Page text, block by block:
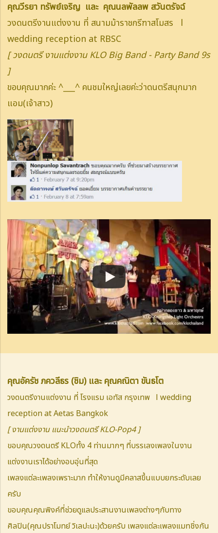
คุณวีรยา ทรัพย์เจริญ และ คุณนลพัลลพ สวันตรัจฉ์
วงดนตรีงานแต่งงาน ที่ สนามม้าราชกรีฑาสโมสร l
wedding reception at RBSC
[ วงดนตรี งานแต่งงาน KLO Big Band - Party Band 9s
]
ขอบคุณมากค่ะ ^___^ คนชมใหญ่เลยค่ะว่าดนตรีสนุกมาก
แอม(เจ้าสาว)
คุณอัครัช ภควลีธร (ชิม) และ คุณคณิตา ขันธโต
วงดนตรีงานแต่งงาน ที่ โรงแรม เอทัส กรุงเทพ l wedding
reception at Aetas Bangkok
[ งานแต่งงาน แนะนำวงดนตรี KLO-Pop4 ]
ขอบคุณวงดนตรี KLOทั้ง 4 ท่านมากๆ ที่บรรเลงเพลงในงาน
แต่งงานเราได้อย่างอบอุ่นที่สุด
เพลงแต่ละเพลงเพราะมาก ทำให้งานดูมีคลาสขึ้นแบบยกระดับเลย
ครับ
ขอบคุณคุณพิงค์ที่ช่วยดูแลประสานงานเพลงต่างๆกับทาง
ศิลปิน(คุณปราโมทย์ วิเลปะนะ)ด้วยครับ เพลงแต่ละเพลงแมทชิ่งกัน